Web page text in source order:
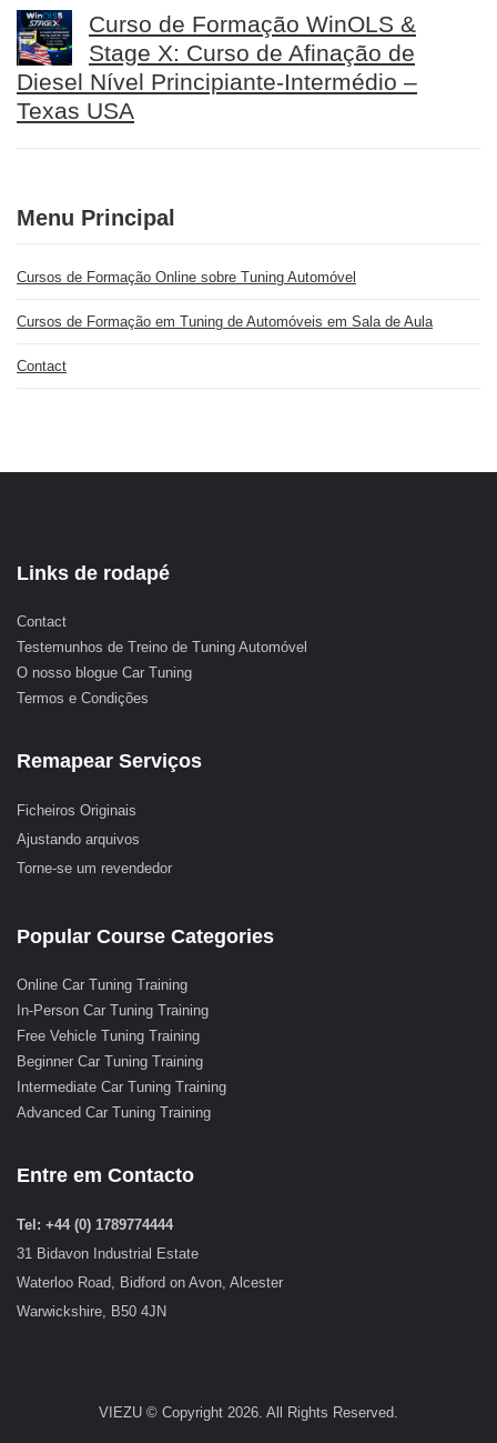
Curso de Formação WinOLS &
Stage X: Curso de Afinação de
Diesel Nível Principiante-Intermédio –
Texas USA
Menu Principal
Cursos de Formação Online sobre Tuning Automóvel
Cursos de Formação em Tuning de Automóveis em Sala de Aula
Contact
Links de rodapé
Contact
Testemunhos de Treino de Tuning Automóvel
O nosso blogue Car Tuning
Termos e Condições
Remapear Serviços
Ficheiros Originais
Ajustando arquivos
Torne-se um revendedor
Popular Course Categories
Online Car Tuning Training
In-Person Car Tuning Training
Free Vehicle Tuning Training
Beginner Car Tuning Training
Intermediate Car Tuning Training
Advanced Car Tuning Training
Entre em Contacto
Tel: +44 (0) 1789774444
31 Bidavon Industrial Estate
Waterloo Road, Bidford on Avon, Alcester
Warwickshire, B50 4JN
VIEZU © Copyright 2026. All Rights Reserved.